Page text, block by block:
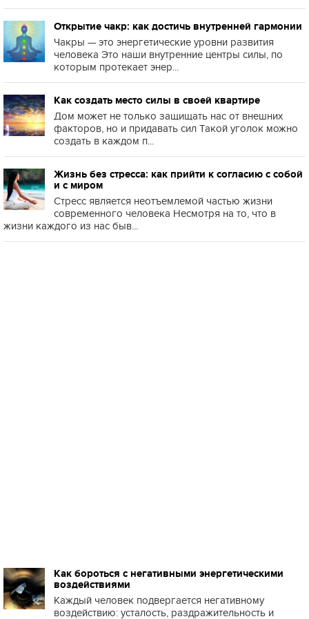
Открытие чакр: как достичь внутренней гармонии
Чакры — это энергетические уровни развития
человека Это наши внутренние центры силы, по
которым протекает энер...
Как создать место силы в своей квартире
Дом может не только защищать нас от внешних
факторов, но и придавать сил Такой уголок можно
создать в каждом п...
Жизнь без стресса: как прийти к согласию с собой
и с миром
Стресс является неотъемлемой частью жизни
современного человека Несмотря на то, что в
жизни каждого из нас быв...
Как бороться с негативными энергетическими
воздействиями
Каждый человек подвергается негативному
воздействию: усталость, раздражительность и